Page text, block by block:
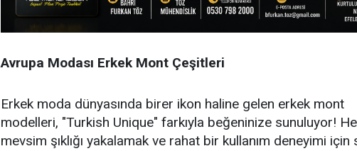
Avrupa Modası Erkek Mont Çeşitleri
Erkek moda dünyasında birer ikon haline gelen erkek mont
modelleri, "Turkish Unique" farkıyla beğeninize sunuluyor!
mevsim şıklığı yakalamak ve rahat bir kullanım deneyimi için